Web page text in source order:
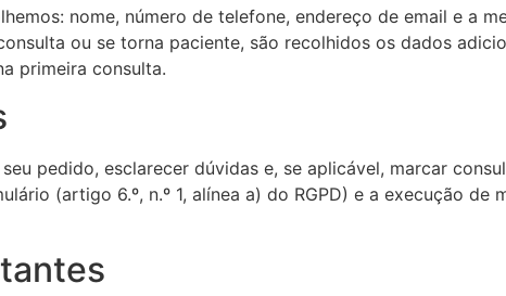
nome, número de telefone, endereço de email e a
ou se torna paciente, são recolhidos os dados
primeira consulta.
pedido, esclarecer dúvidas e, se aplicável, marcar
(artigo 6.º, n.º 1, alínea a) do RGPD) e a execução de